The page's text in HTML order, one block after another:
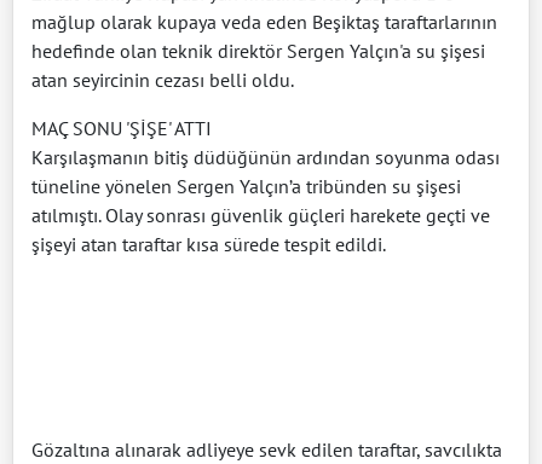
mağlup olarak kupaya veda eden Beşiktaş taraftarlarının
hedefinde olan teknik direktör Sergen Yalçın'a su şişesi
atan seyircinin cezası belli oldu.
MAÇ SONU 'ŞİŞE' ATTI
Karşılaşmanın bitiş düdüğünün ardından soyunma odası
tüneline yönelen Sergen Yalçın’a tribünden su şişesi
atılmıştı. Olay sonrası güvenlik güçleri harekete geçti ve
şişeyi atan taraftar kısa sürede tespit edildi.
Gözaltına alınarak adliyeye sevk edilen taraftar, savcılıkta